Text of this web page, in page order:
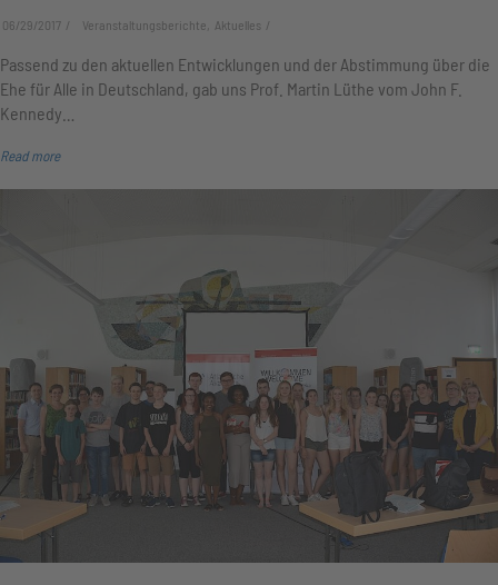
06/29/2017 Veranstaltungsberichte, Aktuelles
Passend zu den aktuellen Entwicklungen und der Abstimmung über die
Ehe für Alle in Deutschland, gab uns Prof. Martin Lüthe vom John F.
Kennedy…
Read more